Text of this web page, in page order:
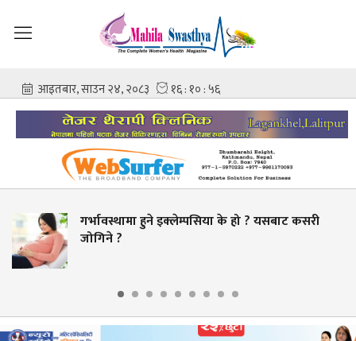
हुने इक्लेम्पसिया के हो ? यसबाट कसरी